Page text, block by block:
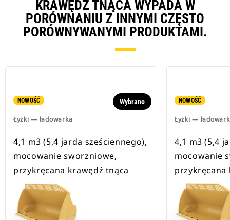
KRAWĘDŹ TNĄCA WYPADA W
PORÓWNANIU Z INNYMI CZĘSTO
PORÓWNYWANYMI PRODUKTAMI.
NOWOŚĆ
Łyżki — ładowarka
Wybrano
4,1 m3 (5,4 jarda sześciennego),
mocowanie sworzniowe,
przykręcana krawędź tnąca
NOWOŚĆ
Łyżki —
4,1 m3 (5,4
mocowanie
przykręcana